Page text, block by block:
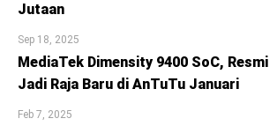
Jutaan
Sep 18, 2025
MediaTek Dimensity 9400 SoC, Resmi
Jadi Raja Baru di AnTuTu Januari
Feb 7, 2025